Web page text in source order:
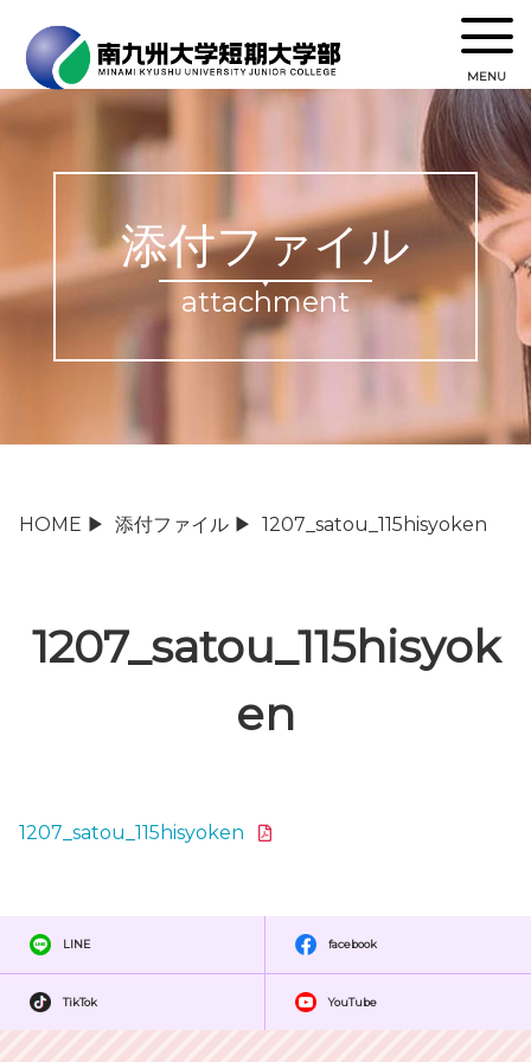
MENU
添付ファイル
attachment
HOME ▶ 添付ファイル ▶ 1207_satou_115hisyoken
1207_satou_115hisyok
en
1207_satou_115hisyoken
LINE facebook
TikTok YouTube